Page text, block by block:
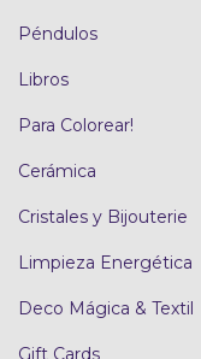
Péndulos
Libros
Para Colorear!
Cerámica
Cristales y Bijouterie
Limpieza Energética
Deco Mágica & Textil
Gift Cards